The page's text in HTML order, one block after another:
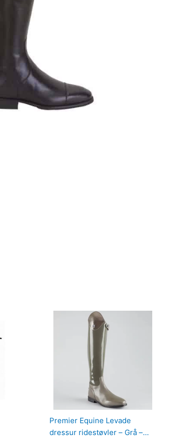
Premier Equine Levade
dressur ridestøvler – Grå –